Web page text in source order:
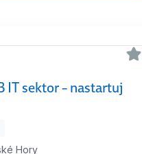
IT sektor – nastartuj
Hory